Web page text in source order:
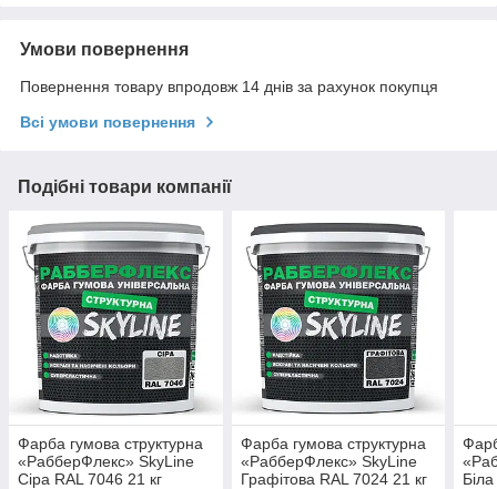
Умови повернення
Повернення товару впродовж 14 днів за рахунок покупця
Всі умови повернення
Подібні товари компанії
Фарба гумова структурна
«РабберФлекс» SkyLine
Сіра RAL 7046 21 кг
Фарба гумова структурна
«РабберФлекс» SkyLine
Графітова RAL 7024 21 кг